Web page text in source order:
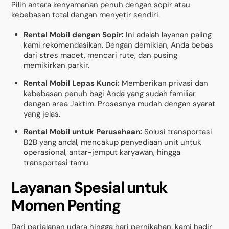
Pilih antara kenyamanan penuh dengan sopir atau
kebebasan total dengan menyetir sendiri.
Rental Mobil dengan Sopir: Ini adalah layanan paling
kami rekomendasikan. Dengan demikian, Anda bebas
dari stres macet, mencari rute, dan pusing
memikirkan parkir.
Rental Mobil Lepas Kunci: Memberikan privasi dan
kebebasan penuh bagi Anda yang sudah familiar
dengan area Jaktim. Prosesnya mudah dengan syarat
yang jelas.
Rental Mobil untuk Perusahaan: Solusi transportasi
B2B yang andal, mencakup penyediaan unit untuk
operasional, antar-jemput karyawan, hingga
transportasi tamu.
Layanan Spesial untuk
Momen Penting